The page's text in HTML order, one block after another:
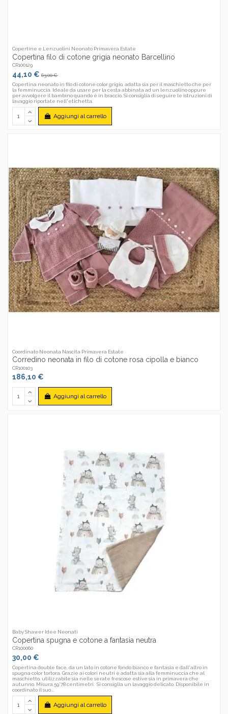
Copertine e Lenzuolini Neonato Primavera Estate
Copertina filo di cotone grigia neonato Barcellino
CR100129
44,10 €63,00 €
Copertina neonato in filo di cotone color grigio, adatta sia per il maschietto che per
la femminuccia. Ideale da usare per la cesta abbinata ad un lenzuolino oppure
per avvolgere il bambino quando è in braccio. Si consiglia di seguire le istruzioni di
lavaggio riportate nell'etichetta.
Aggiungi al carrello
Coordinato Neonata Nascita Primavera Estate
Corredino neonata in filo di cotone rosa cipolla e bianco
CR100103
186,10 €
Aggiungi al carrello
Baby Shawer Idee Neonati
Copertina spugna e cotone a fantasia neutra
CR100060
30,00 €
Copertina double face, da un lato in cotone fondo bianco e fantasia e dall'altro in
spugna color tortora. Grazie ai colori neutri è adatta sia alla femminuccia che al
maschietto, utilizzabile sia nelle serate frescose estive sia in primavera che
autunno. Misura 59*78 centimetri. Si consiglia un lavaggio delicato. Disponibile in
coordinato il suo...
Aggiungi al carrello